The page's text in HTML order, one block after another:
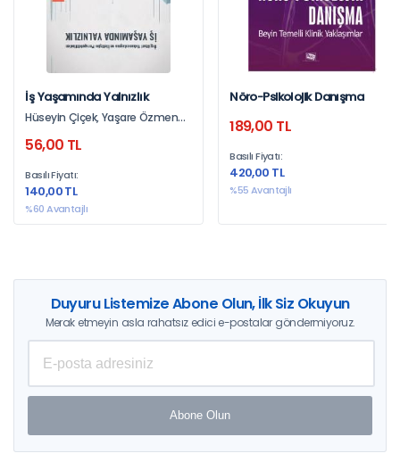
İş Yaşamında Yalnızlık
Hüseyin Çiçek, Yaşare Özmen
56,00 TL
Basılı Fiyatı:
140,00 TL
%60 Avantajlı
Nöro-Psikolojik Danışma
189,00 TL
Basılı Fiyatı:
420,00 TL
%55 Avantajlı
Duyuru Listemize Abone Olun, İlk Siz Okuyun
Merak etmeyin asla rahatsız edici e-postalar göndermiyoruz.
Abone Olun